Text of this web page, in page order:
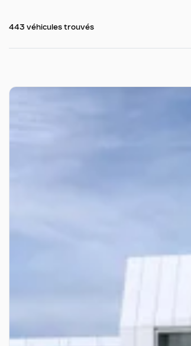
443 véhicules trouvés